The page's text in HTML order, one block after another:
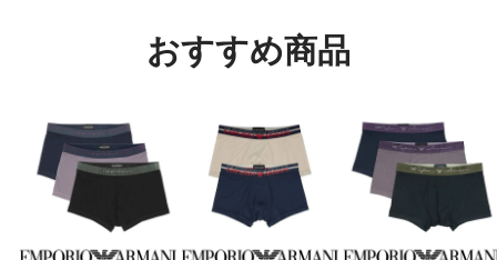
おすすめ商品